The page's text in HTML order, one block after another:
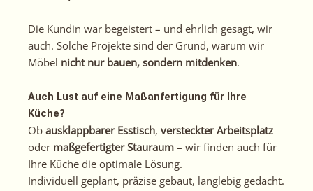
Die Kundin war begeistert – und ehrlich gesagt, wir
auch. Solche Projekte sind der Grund, warum wir
Möbel nicht nur bauen, sondern mitdenken.
Auch Lust auf eine Maßanfertigung für Ihre
Küche?
Ob ausklappbarer Esstisch, versteckter Arbeitsplatz
oder maßgefertigter Stauraum – wir finden auch für
Ihre Küche die optimale Lösung.
Individuell geplant, präzise gebaut, langlebig gedacht.